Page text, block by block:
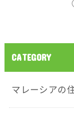
CATEGORY
マレーシアの